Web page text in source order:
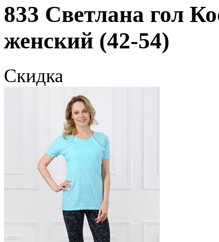
833 Светлана гол
женский (42-54)
Скидка